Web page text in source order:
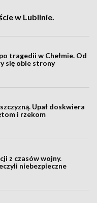
w Lublinie.
tragedii w Chełmie. Od
się obie strony
Upał doskwiera
i rzekom
z czasów wojny.
niebezpieczne